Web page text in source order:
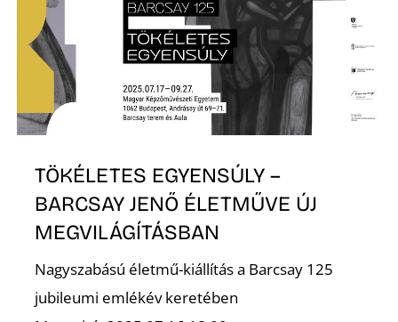
TÖKÉLETES EGYENSÚLY –
BARCSAY JENŐ ÉLETMŰVE ÚJ
MEGVILÁGÍTÁSBAN
Nagyszabású életmű-kiállítás a Barcsay 125
jubileumi emlékév keretében